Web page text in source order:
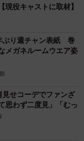
いく、オリジナリ
ピング用の袋も同封
切な人にプレゼント
15、21、28日。各日
現役キャストに取材】
ぶり週チャン表紙 巻
メガネルームウエア姿
せコーデでファンざ
わず二度見」「むっ